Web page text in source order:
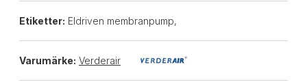
Etiketter: Eldriven membranpump,
Varumärke: Verderair